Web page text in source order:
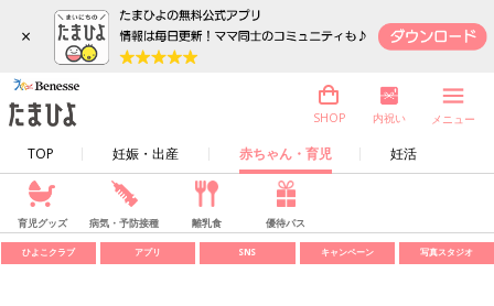
×
TOP 妊娠・出産 赤ちゃん・育児 妊活
SHOP 内祝い メニュー
育児グッズ 病気・予防接種 離乳食 優待パス
ひよこクラブ アプリ SNS キャンペーン 写真スタジオ